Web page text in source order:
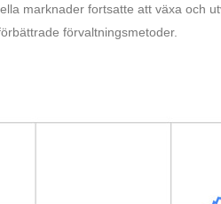
marknader fortsatte att växa och
förvaltningsmetoder.